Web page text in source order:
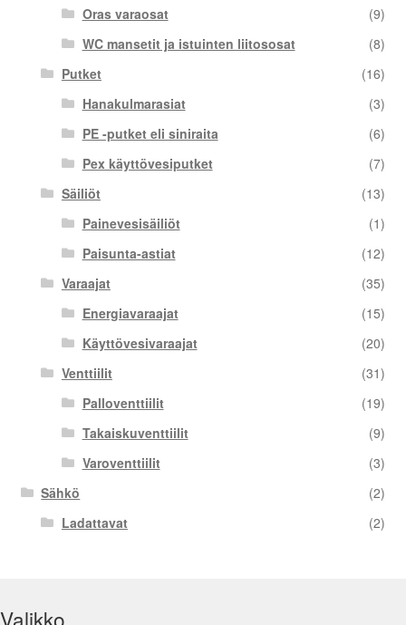
Oras varaosat
(9)
WC mansetit ja istuinten liitososat
(8)
Putket
(16)
Hanakulmarasiat
(3)
PE -putket eli siniraita
(6)
Pex käyttövesiputket
(7)
Säiliöt
(13)
Painevesisäiliöt
(1)
Paisunta-astiat
(12)
Varaajat
(35)
Energiavaraajat
(15)
Käyttövesivaraajat
(20)
Venttiilit
(31)
Palloventtiilit
(19)
Takaiskuventtiilit
(9)
Varoventtiilit
(3)
Sähkö
(2)
Ladattavat
(2)
Valikko